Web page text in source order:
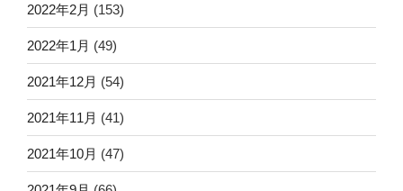
2022年2月 (153)
2022年1月 (49)
2021年12月 (54)
2021年11月 (41)
2021年10月 (47)